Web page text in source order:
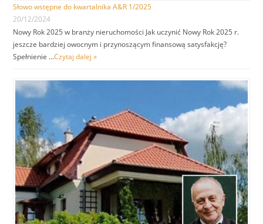
Słowo wstępne do kwartalnika A&R 1/2025
20/12/2024
Nowy Rok 2025 w branży nieruchomości Jak uczynić Nowy Rok 2025 r.
jeszcze bardziej owocnym i przynoszącym finansową satysfakcję?
Spełnienie …Czytaj dalej »